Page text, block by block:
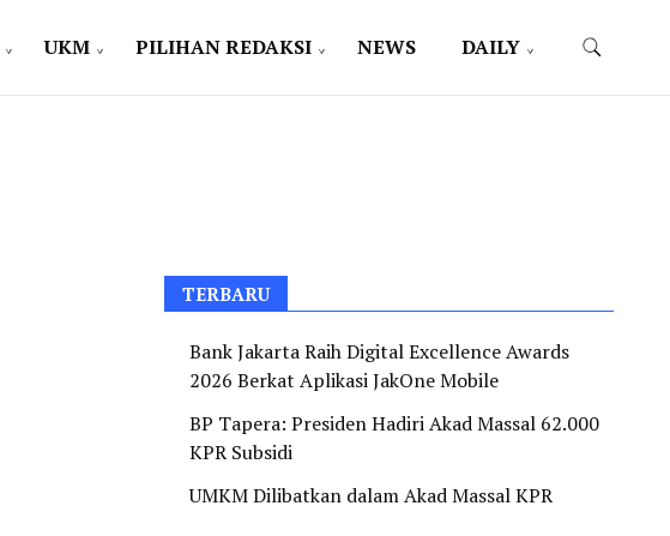
UKM PILIHAN REDAKSI NEWS DAILY
TERBARU
Bank Jakarta Raih Digital Excellence Awards
2026 Berkat Aplikasi JakOne Mobile
BP Tapera: Presiden Hadiri Akad Massal 62.000
KPR Subsidi
UMKM Dilibatkan dalam Akad Massal KPR